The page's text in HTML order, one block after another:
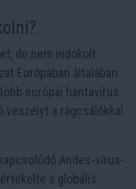
de nem indokolt
Európában általában
európai hantavírus
veszélyt a rágcsálókkal
Andes-vírus-
a globális